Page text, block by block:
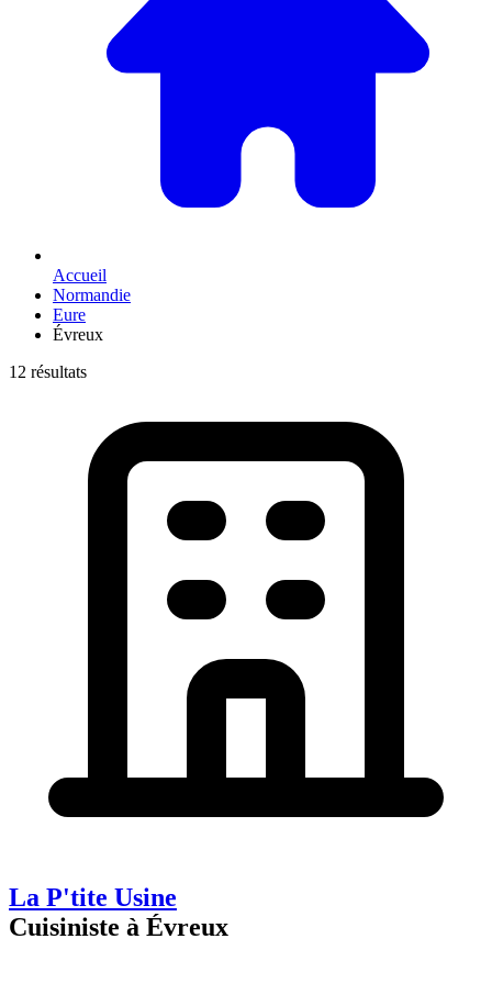
Accueil
Normandie
Eure
Évreux
12 résultats
La P'tite Usine
Cuisiniste à Évreux